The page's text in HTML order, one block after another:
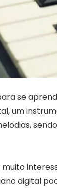
se
um
digital